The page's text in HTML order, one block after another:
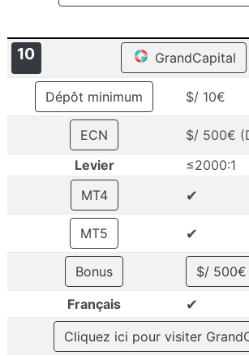
10 GrandCapital
Dépôt minimum $/ 10€
ECN
$/ 500€
Levier
≤2000:1
MT4
✔
MT5 ✔
Bonus
$/ 500€
Français
✔
Cliquez ici pour visiter